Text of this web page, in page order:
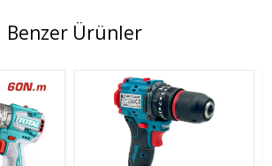
Benzer Ürünler